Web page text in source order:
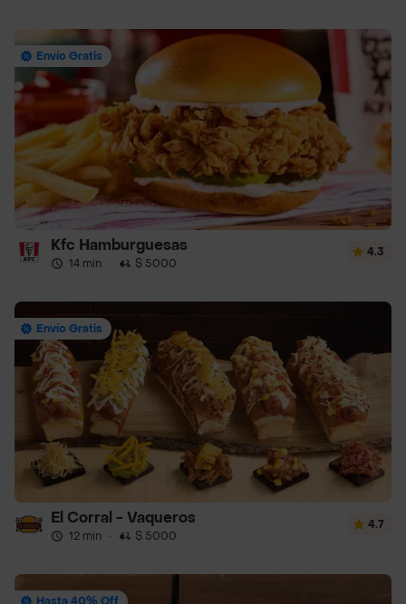
Envío Gratis
Kfc Hamburguesas
14 min · $ 5000
4.3
Envío Gratis
El Corral - Vaqueros
12 min · $ 5000
4.7